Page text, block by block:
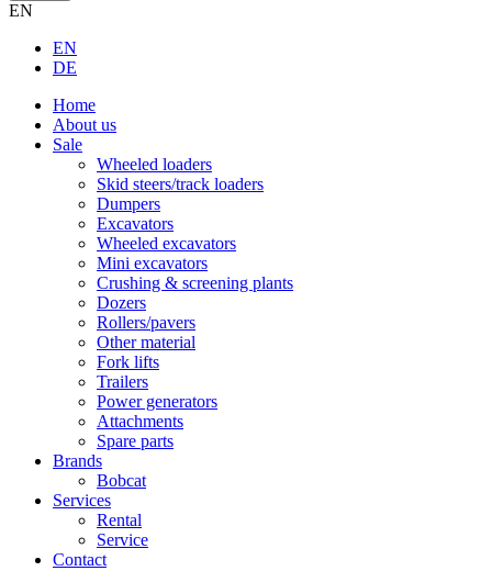
EN
EN
DE
Home
About us
Sale
Wheeled loaders
Skid steers/track loaders
Dumpers
Excavators
Wheeled excavators
Mini excavators
Crushing & screening plants
Dozers
Rollers/pavers
Other material
Fork lifts
Trailers
Power generators
Attachments
Spare parts
Brands
Bobcat
Services
Rental
Service
Contact